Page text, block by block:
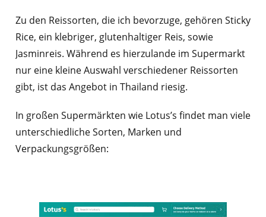
Zu den Reissorten, die ich bevorzuge, gehören Sticky
Rice, ein klebriger, glutenhaltiger Reis, sowie
Jasminreis. Während es hierzulande im Supermarkt
nur eine kleine Auswahl verschiedener Reissorten
gibt, ist das Angebot in Thailand riesig.
In großen Supermärkten wie Lotus’s findet man viele
unterschiedliche Sorten, Marken und
Verpackungsgrößen: